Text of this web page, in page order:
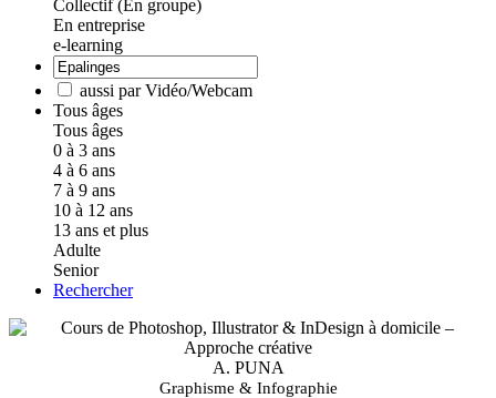
Collectif (En groupe)
En entreprise
e-learning
aussi par Vidéo/Webcam
Tous âges
Tous âges
0 à 3 ans
4 à 6 ans
7 à 9 ans
10 à 12 ans
13 ans et plus
Adulte
Senior
Rechercher
A. PUNA
Graphisme & Infographie